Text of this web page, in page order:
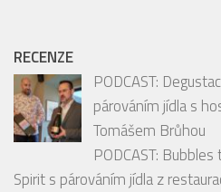
RECENZE
PODCAST:
párováním jídla s
Tomášem Brůhou
PODCAST:
Spirit s párováním jídla z